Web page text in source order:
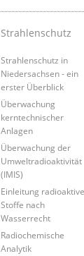
Strahlenschutz
Strahlenschutz in
Niedersachsen - ein
erster Überblick
Überwachung
kerntechnischer
Anlagen
Überwachung der
Umweltradioaktivität
(IMIS)
Einleitung
Stoffe nach
Wasserrecht
Radiochemische
Analytik